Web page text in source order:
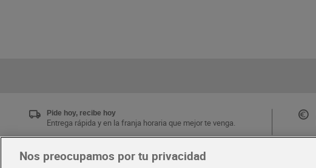
Pide hoy, recibe hoy
Entrega rápida y en la franja horaria que mejor te venga.
Nos preocupamos por tu privacidad